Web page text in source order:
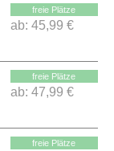
freie Plätze
ab: 45,99 €
freie Plätze
ab: 47,99 €
freie Plätze